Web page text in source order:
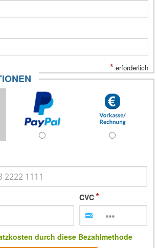
* erforderlich
CVC
durch diese Bezahlmethode